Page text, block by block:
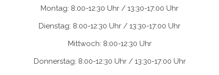
Montag: 8:00-12:30 Uhr / 13:30-17:00 Uhr
Dienstag: 8:00-12:30 Uhr / 13:30-17:00 Uhr
Mittwoch: 8:00-12:30 Uhr
Donnerstag: 8:00-12:30 Uhr / 13:30-17:00 Uhr